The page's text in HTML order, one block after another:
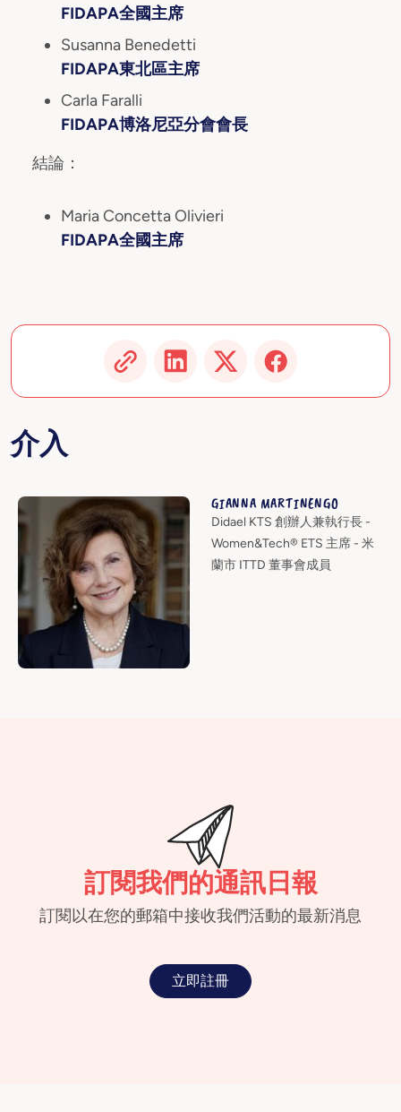
FIDAPA全國主席
Susanna Benedetti
FIDAPA東北區主席
Carla Faralli
FIDAPA博洛尼亞分會會長
結論：
Maria Concetta Olivieri
FIDAPA全國主席
介入
GIANNA MARTINENGO
Didael KTS 創辦人兼執行長 -
Women&Tech® ETS 主席 - 米
蘭市 ITTD 董事會成員
訂閱我們的通訊日報
訂閱以在您的郵箱中接收我們活動的最新消息
立即註冊